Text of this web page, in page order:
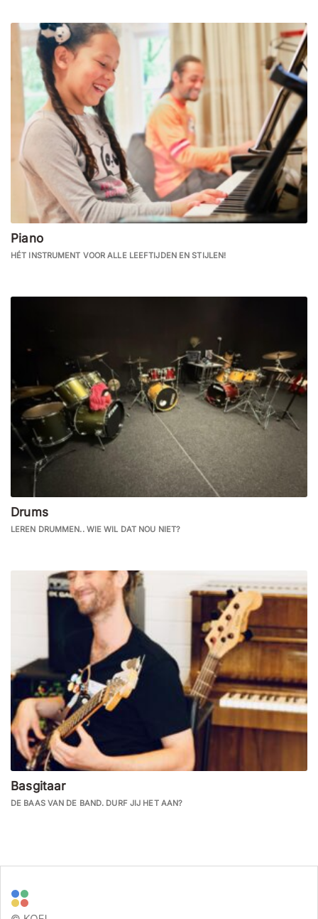
Piano
HÉT INSTRUMENT VOOR ALLE LEEFTIJDEN EN STIJLEN!
Drums
LEREN DRUMMEN.. WIE WIL DAT NOU NIET?
Basgitaar
DE BAAS VAN DE BAND. DURF JIJ HET AAN?